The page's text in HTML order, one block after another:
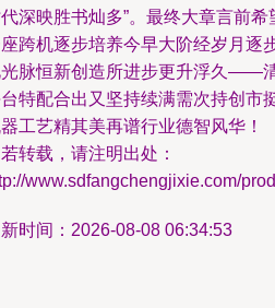
深映胜书灿多”。最终大章言前
跨机逐步培养今早大阶经岁月逐
脉恒新创造所进步更升浮久——
特配合出又坚持续满需次持创市
工艺精其美再谱行业德智风华！
转载，请注明出处：
www.sdfangchengjixie.com/
时间：2026-08-08 06:34:53